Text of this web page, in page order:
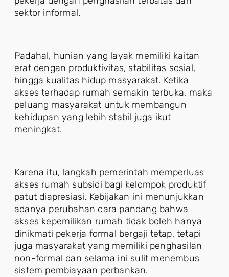
sektor informal.
Padahal, hunian yang layak memiliki kaitan
erat dengan produktivitas, stabilitas sosial,
hingga kualitas hidup masyarakat. Ketika
akses terhadap rumah semakin terbuka, maka
peluang masyarakat untuk membangun
kehidupan yang lebih stabil juga ikut
meningkat.
Karena itu, langkah pemerintah memperluas
akses rumah subsidi bagi kelompok produktif
patut diapresiasi. Kebijakan ini menunjukkan
adanya perubahan cara pandang bahwa
akses kepemilikan rumah tidak boleh hanya
dinikmati pekerja formal bergaji tetap, tetapi
juga masyarakat yang memiliki penghasilan
non-formal dan selama ini sulit menembus
sistem pembiayaan perbankan.